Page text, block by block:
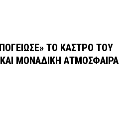
ΤΟ ΚΑΣΤΡΟ ΤΟΥ
ΜΟΝΑΔΙΚΗ ΑΤΜΟΣΦΑΙΡΑ